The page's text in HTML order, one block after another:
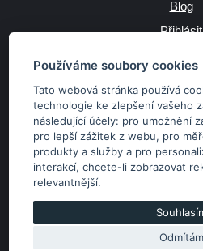
Používáme soubory cookies
Tato webová stránka používá
technologie ke zlepšení vašeho
následující účely: pro umožnění
pro lepší zážitek z webu, pro
produkty a služby a pro
interakcí,chcete-li zobrazovat
relevantnější.
Odmítám
Blog
Přihlásit
Kč €
Copyright © 2026 SubaruSTI.cz.